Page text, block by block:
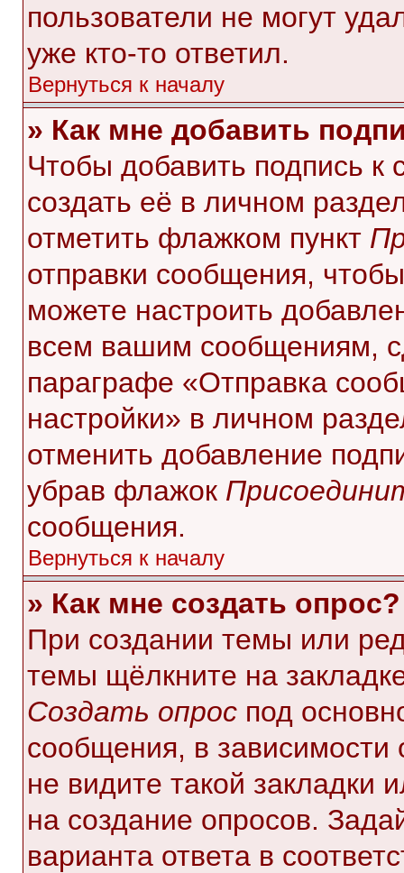
пользователи не могут
уже кто-то ответил.
Вернуться к началу
» Как мне добавить
Чтобы добавить подпись
создать её в личном
отметить флажком пункт
отправки сообщения,
можете настроить
всем вашим сообщениям,
параграфе «Отправка
настройки» в личном
отменить добавление
убрав флажок
сообщения.
Вернуться к началу
» Как мне создать опрос?
При создании темы или
темы щёлкните на
Создать опрос под
сообщения, в зависимости
не видите такой
на создание опросов.
варианта ответа в